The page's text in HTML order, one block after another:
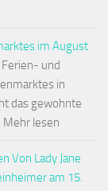
im August
und
in
das gewohnte
Mehr lesen
Von Lady Jane
am 15.